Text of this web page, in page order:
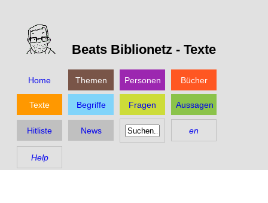
Beats Biblionetz - Texte
Home Themen Personen Bücher
Texte Begriffe Fragen Aussagen
Hitliste News en
Help